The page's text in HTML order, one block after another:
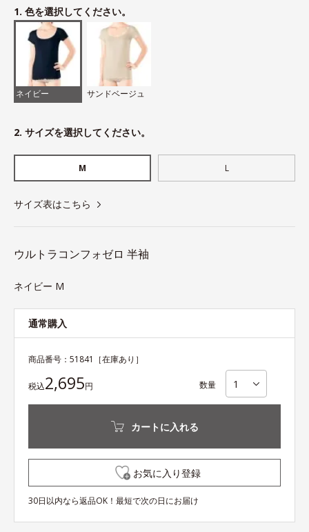
1. 色を選択してください。
ネイビー サンドベージュ
2. サイズを選択してください。
M L
サイズ表はこちら
ウルトラコンフォゼロ 半袖
ネイビー M
通常購入
商品番号： 51841 ［在庫あり］
税込2,695円 数量
カートに入れる
お気に入り登録
30日以内なら返品OK！最短で次の日にお届け